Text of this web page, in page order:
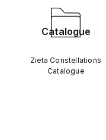
Catalogue
Zieta Constellations
Catalogue